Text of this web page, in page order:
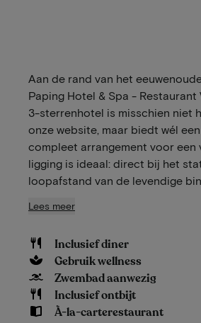
Aan de rand van het
Paping Hotel & Spa - Restaurant
3-sterrenhotel is misschien niet
onze website, maar biedt wél
compleet arrangement voor een
ligging is ideaal: direct bij het
loopafstand van de levendige
Lees meer
Inclusief diner
Gebruik wellness
Zwembad aanwezig
Inclusief ontbijt
À-la-carterestaurant